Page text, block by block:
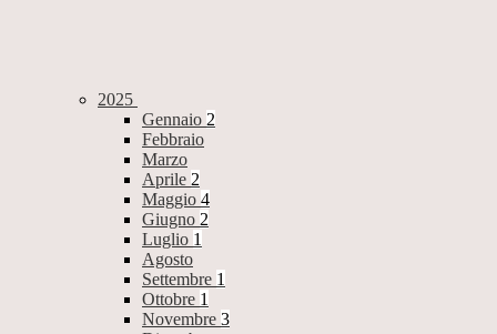
2025
Gennaio 2
Febbraio
Marzo
Aprile 2
Maggio 4
Giugno 2
Luglio 1
Agosto
Settembre 1
Ottobre 1
Novembre 3